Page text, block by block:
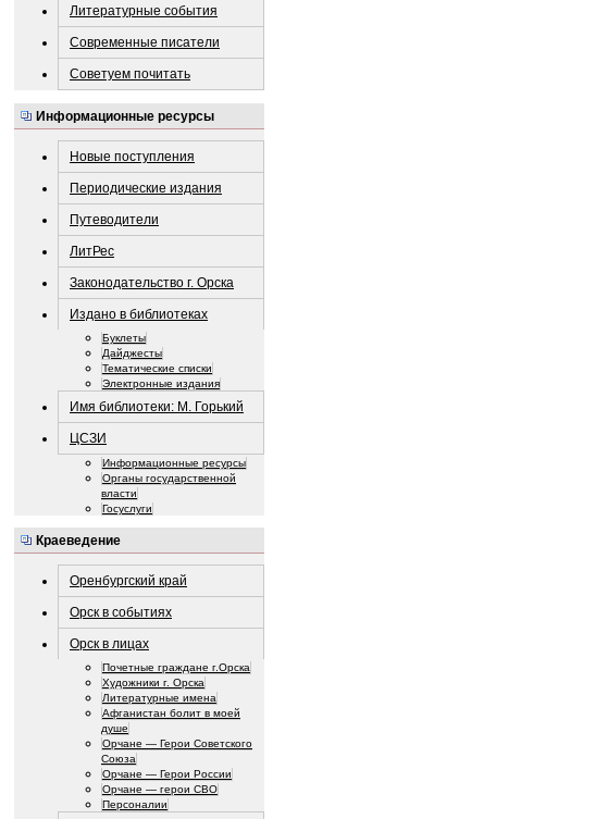
Литературные события
Современные писатели
Советуем почитать
Информационные ресурсы
Новые поступления
Периодические издания
Путеводители
ЛитРес
Законодательство г. Орска
Издано в библиотеках
Буклеты
Дайджесты
Тематические списки
Электронные издания
Имя библиотеки: М. Горький
ЦСЗИ
Информационные ресурсы
Органы государственной
власти
Госуслуги
Краеведение
Оренбургский край
Орск в событиях
Орск в лицах
Почетные граждане г.Орска
Художники г. Орска
Литературные имена
Афганистан болит в моей
душе
Орчане — Герои Советского
Союза
Орчане — Герои России
Орчане — герои СВО
Персоналии